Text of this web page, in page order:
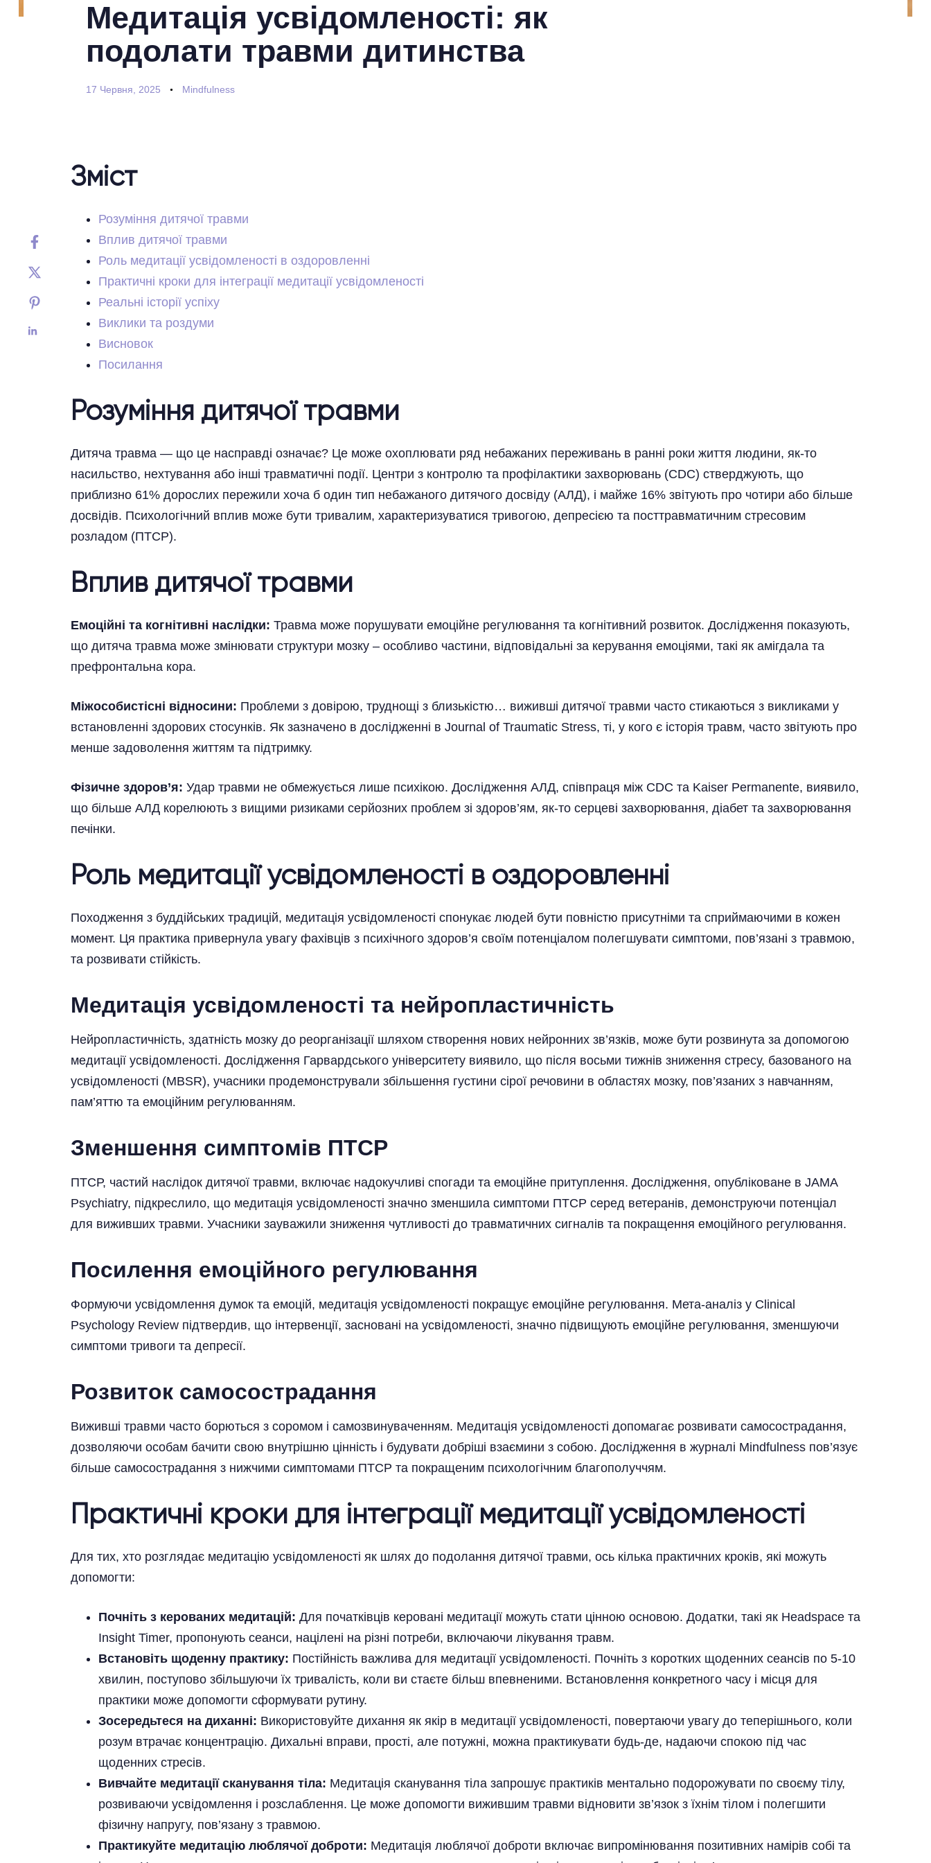
Медитація усвідомленості: як
подолати травми дитинства
17 Червня, 2025 Mindfulness
Зміст
Розуміння дитячої травми
Вплив дитячої травми
Роль медитації усвідомленості в оздоровленні
Практичні кроки для інтеграції медитації усвідомленості
Реальні історії успіху
Виклики та роздуми
Висновок
Посилання
Розуміння дитячої травми
Дитяча травма — що це насправді означає? Це може охоплювати ряд небажаних переживань в ранні роки життя людини, як-то
насильство, нехтування або інші травматичні події. Центри з контролю та профілактики захворювань (CDC) стверджують, що
приблизно 61% дорослих пережили хоча б один тип небажаного дитячого досвіду (АЛД), і майже 16% звітують про чотири або більше
досвідів. Психологічний вплив може бути тривалим, характеризуватися тривогою, депресією та посттравматичним стресовим
розладом (ПТСР).
Вплив дитячої травми
Емоційні та когнітивні наслідки: Травма може порушувати емоційне регулювання та когнітивний розвиток. Дослідження показують,
що дитяча травма може змінювати структури мозку – особливо частини, відповідальні за керування емоціями, такі як амігдала та
префронтальна кора.
Міжособистісні відносини: Проблеми з довірою, труднощі з близькістю… виживші дитячої травми часто стикаються з викликами у
встановленні здорових стосунків. Як зазначено в дослідженні в Journal of Traumatic Stress, ті, у кого є історія травм, часто звітують про
менше задоволення життям та підтримку.
Фізичне здоров’я: Удар травми не обмежується лише психікою. Дослідження АЛД, співпраця між CDC та Kaiser Permanente, виявило,
що більше АЛД корелюють з вищими ризиками серйозних проблем зі здоров’ям, як-то серцеві захворювання, діабет та захворювання
печінки.
Роль медитації усвідомленості в оздоровленні
Походження з буддійських традицій, медитація усвідомленості спонукає людей бути повністю присутніми та сприймаючими в кожен
момент. Ця практика привернула увагу фахівців з психічного здоров’я своїм потенціалом полегшувати симптоми, пов’язані з травмою,
та розвивати стійкість.
Медитація усвідомленості та нейропластичність
Нейропластичність, здатність мозку до реорганізації шляхом створення нових нейронних зв’язків, може бути розвинута за допомогою
медитації усвідомленості. Дослідження Гарвардського університету виявило, що після восьми тижнів зниження стресу, базованого на
усвідомленості (MBSR), учасники продемонстрували збільшення густини сірої речовини в областях мозку, пов’язаних з навчанням,
пам’яттю та емоційним регулюванням.
Зменшення симптомів ПТСР
ПТСР, частий наслідок дитячої травми, включає надокучливі спогади та емоційне притуплення. Дослідження, опубліковане в JAMA
Psychiatry, підкреслило, що медитація усвідомленості значно зменшила симптоми ПТСР серед ветеранів, демонструючи потенціал
для виживших травми. Учасники зауважили зниження чутливості до травматичних сигналів та покращення емоційного регулювання.
Посилення емоційного регулювання
Формуючи усвідомлення думок та емоцій, медитація усвідомленості покращує емоційне регулювання. Мета-аналіз у Clinical
Psychology Review підтвердив, що інтервенції, засновані на усвідомленості, значно підвищують емоційне регулювання, зменшуючи
симптоми тривоги та депресії.
Розвиток самосострадання
Виживші травми часто борються з соромом і самозвинуваченням. Медитація усвідомленості допомагає розвивати самосострадання,
дозволяючи особам бачити свою внутрішню цінність і будувати добріші взаємини з собою. Дослідження в журналі Mindfulness пов’язує
більше самосострадання з нижчими симптомами ПТСР та покращеним психологічним благополуччям.
Практичні кроки для інтеграції медитації усвідомленості
Для тих, хто розглядає медитацію усвідомленості як шлях до подолання дитячої травми, ось кілька практичних кроків, які можуть
допомогти:
Почніть з керованих медитацій: Для початківців керовані медитації можуть стати цінною основою. Додатки, такі як Headspace та
Insight Timer, пропонують сеанси, націлені на різні потреби, включаючи лікування травм.
Встановіть щоденну практику: Постійність важлива для медитації усвідомленості. Почніть з коротких щоденних сеансів по 5-10
хвилин, поступово збільшуючи їх тривалість, коли ви стаєте більш впевненими. Встановлення конкретного часу і місця для
практики може допомогти сформувати рутину.
Зосередьтеся на диханні: Використовуйте дихання як якір в медитації усвідомленості, повертаючи увагу до теперішнього, коли
розум втрачає концентрацію. Дихальні вправи, прості, але потужні, можна практикувати будь-де, надаючи спокою під час
щоденних стресів.
Вивчайте медитації сканування тіла: Медитація сканування тіла запрошує практиків ментально подорожувати по своєму тілу,
розвиваючи усвідомлення і розслаблення. Це може допомогти вижившим травми відновити зв’язок з їхнім тілом і полегшити
фізичну напругу, пов’язану з травмою.
Практикуйте медитацію люблячої доброти: Медитація люблячої доброти включає випромінювання позитивних намірів собі та